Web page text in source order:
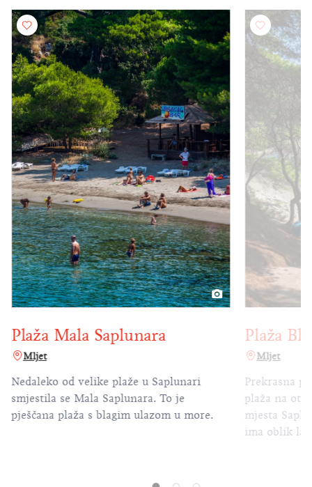
Plaža Mala Saplunara
Mljet
Nedaleko od velike plaže u Saplunari
smjestila se Mala Saplunara. To je
pješčana plaža s blagim ulazom u more.
Plaža
Mljet
Prekrasna
plaža na
mjesta
ima oblik